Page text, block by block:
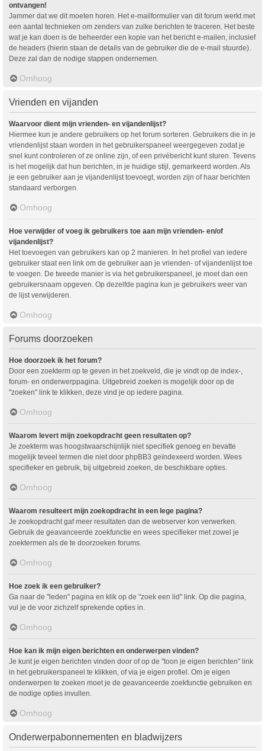
ontvangen!
Jammer dat we dit moeten horen. Het e-mailformulier van dit forum werkt met
een aantal technieken om zenders van zulke berichten te traceren. Het beste
wat je kan doen is de beheerder een kopie van het bericht e-mailen, inclusief
de headers (hierin staan de details van de gebruiker die de e-mail stuurde).
Deze zal dan de nodige stappen ondernemen.
Omhoog
Vrienden en vijanden
Waarvoor dient mijn vrienden- en vijandenlijst?
Hiermee kun je andere gebruikers op het forum sorteren. Gebruikers die in je
vriendenlijst staan worden in het gebruikerspaneel weergegeven zodat je
snel kunt controleren of ze online zijn, of een privébericht kunt sturen. Tevens
is het mogelijk dat hun berichten, in je huidige stijl, gemarkeerd worden. Als
je een gebruiker aan je vijandenlijst toevoegt, worden zijn of haar berichten
standaard verborgen.
Omhoog
Hoe verwijder of voeg ik gebruikers toe aan mijn vrienden- en/of
vijandenlijst?
Het toevoegen van gebruikers kan op 2 manieren. In het profiel van iedere
gebruiker staat een link om de gebruiker aan je vrienden- of vijandenlijst toe
te voegen. De tweede manier is via het gebruikerspaneel, je moet dan een
gebruikersnaam opgeven. Op dezelfde pagina kun je gebruikers weer van
de lijst verwijderen.
Omhoog
Forums doorzoeken
Hoe doorzoek ik het forum?
Door een zoekterm op te geven in het zoekveld, die je vindt op de index-,
forum- en onderwerppagina. Uitgebreid zoeken is mogelijk door op de
"zoeken" link te klikken, deze vind je op iedere pagina.
Omhoog
Waarom levert mijn zoekopdracht geen resultaten op?
Je zoekterm was hoogstwaarschijnlijk niet specifiek genoeg en bevatte
mogelijk teveel termen die niet door phpBB3 geïndexeerd worden. Wees
specifieker en gebruik, bij uitgebreid zoeken, de beschikbare opties.
Omhoog
Waarom resulteert mijn zoekopdracht in een lege pagina?
Je zoekopdracht gaf meer resultaten dan de webserver kon verwerken.
Gebruik de geavanceerde zoekfunctie en wees specifieker met zowel je
zoektermen als de te doorzoeken forums.
Omhoog
Hoe zoek ik een gebruiker?
Ga naar de "leden" pagina en klik op de "zoek een lid" link. Op die pagina,
vul je de voor zichzelf sprekende opties in.
Omhoog
Hoe kan ik mijn eigen berichten en onderwerpen vinden?
Je kunt je eigen berichten vinden door of op de "toon je eigen berichten" link
in het gebruikerspaneel te klikken, of via je eigen profiel. Om je eigen
onderwerpen te zoeken moet je de geavanceerde zoekfunctie gebruiken en
de nodige opties invullen.
Omhoog
Onderwerpabonnementen en bladwijzers